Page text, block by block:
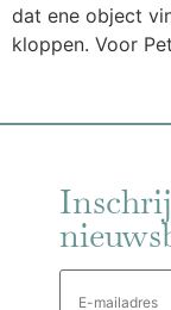
dat ene object
kloppen. Voor
E-
mailadres